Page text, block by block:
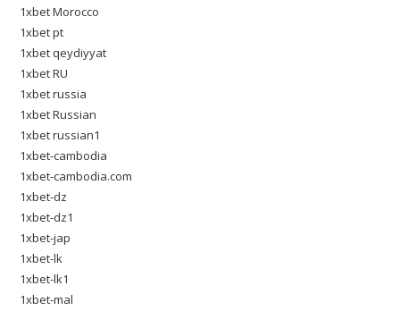
1xbet Morocco
1xbet pt
1xbet qeydiyyat
1xbet RU
1xbet russia
1xbet Russian
1xbet russian1
1xbet-cambodia
1xbet-cambodia.com
1xbet-dz
1xbet-dz1
1xbet-jap
1xbet-lk
1xbet-lk1
1xbet-mal